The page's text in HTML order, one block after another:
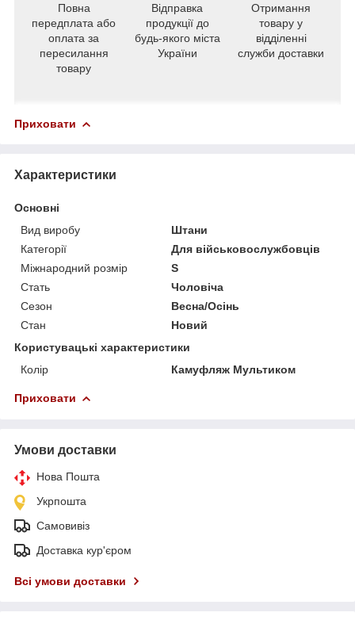
Повна
передплата або
оплата за
пересилання
товару
Відправка
продукції до
будь-якого міста
України
Отримання
товару у
відділенні
служби доставки
Приховати
Характеристики
Основні
Вид виробу
Штани
Категорії
Для військовослужбовців
Міжнародний розмір
S
Стать
Чоловіча
Сезон
Весна/Осінь
Стан
Новий
Користувацькі характеристики
Колір
Камуфляж Мультиком
Приховати
Умови доставки
Нова Пошта
Укрпошта
Самовивіз
Доставка кур'єром
Всі умови доставки